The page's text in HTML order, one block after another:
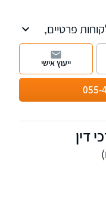
פרטיים,
לאומי,
ותאונות
ברחבי הארץ:
פתח תקווה, תל
תיקים גם
055-
ייעוץ אישי
דין